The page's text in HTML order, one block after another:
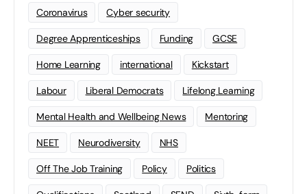
Coronavirus Cyber security
Degree Apprenticeships Funding GCSE
Home Learning international Kickstart
Labour Liberal Democrats Lifelong Learning
Mental Health and Wellbeing News Mentoring
NEET Neurodiversity NHS
Off The Job Training Policy Politics